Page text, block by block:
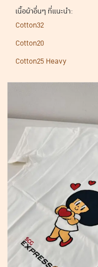
เนื้อผ้าอื่นๆ ที่แนะนำ:
Cotton32
Cotton20
Cotton25 Heavy